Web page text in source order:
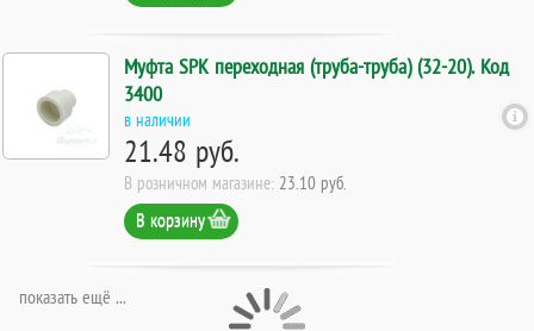
Муфта SPK переходная (труба-труба) (32-20). Код
3400
в наличии
21.48 руб.
В розничном магазине: 23.10 руб.
В корзину
показать ещё ...